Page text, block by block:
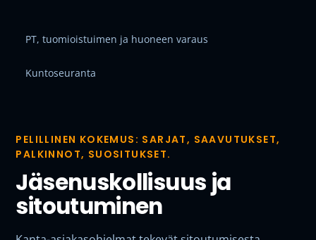
PT, tuomioistuimen ja huoneen varaus
Kuntoseuranta
PELILLINEN KOKEMUS: SARJAT, SAAVUTUKSET,
PALKINNOT, SUOSITUKSET.
Jäsenuskollisuus ja
sitoutuminen